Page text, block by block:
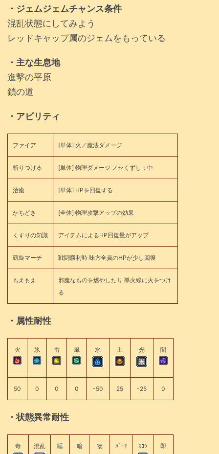
・ジェムジェムチャンス条件
混乱状態にしてみよう
レッドキャップ属のジェムをもっている
・主な生息地
進撃の平原
鎖の道
・アビリティ
ファイア [単体] 火／魔法ダメージ
斬りつける [単体] 物理ダメージ ノセくずし：中
治癒 [単体] HPを回復する
かちどき [全体] 物理攻撃アップの効果
くすりの知識 アイテムによるHP回復量がアップ
凱旋マーチ 戦闘勝利時 味方全員のHPが少し回復
もえもえ
邪魔なものを燃やしたり 導火線に火をつけ
る
・属性耐性
火 氷 雷 風 水 土 光 闇
50 0 0 0 -50 25 -25 0
・状態異常耐性
毒 混乱
睡
暗
物
ﾊﾞｰｻ
ｽﾛｳ
即